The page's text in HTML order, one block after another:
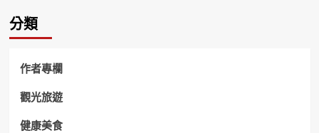
分類
作者專欄
觀光旅遊
健康美食